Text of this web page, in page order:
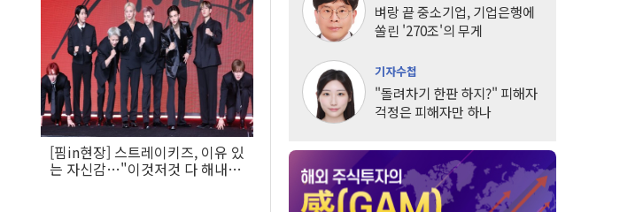
[핌in현장] 스트레이키즈, 이유 있
는 자신감…"이것저것 다 해내는
벼랑 끝 중소기업, 기업은행에
쏠린 '270조'의 무게
기자수첩
"돌려차기 한판 하지?" 피해자
걱정은 피해자만 하나